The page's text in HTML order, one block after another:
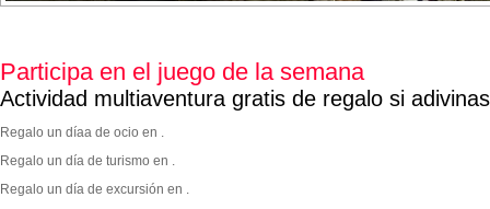
Participa en el juego de la semana
Actividad multiaventura gratis de regalo si
Regalo un díaa de ocio en .
Regalo un día de turismo en .
Regalo un día de excursión en .